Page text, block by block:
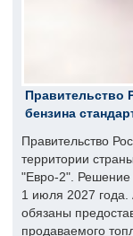
Правительство
бензина
Правительство
территории
"Евро-2". Решение
1 июля 2027 года.
обязаны
продаваемого